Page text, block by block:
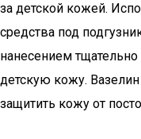
за детской кожей.
средства под
нанесением
детскую кожу.
защитить кожу от